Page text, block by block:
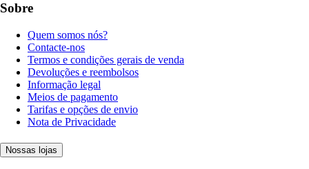
Sobre
Quem somos nós?
Contacte-nos
Termos e condições gerais de venda
Devoluções e reembolsos
Informação legal
Meios de pagamento
Tarifas e opções de envio
Nota de Privacidade
Nossas lojas